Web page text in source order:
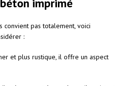
pas totalement, voici
:
et plus rustique, il offre un aspect